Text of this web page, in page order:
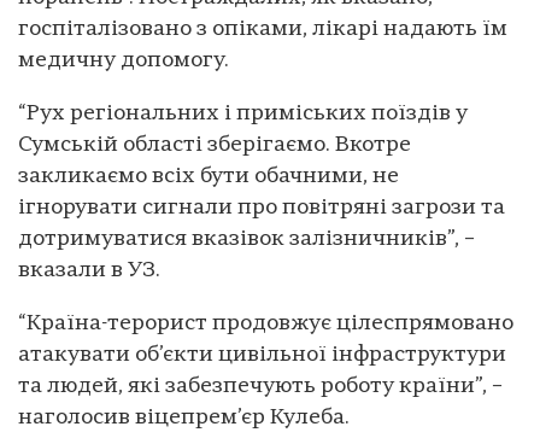
госпіталізовано з опіками, лікарі надають їм
медичну допомогу.
“Рух регіональних і приміських поїздів у
Сумській області зберігаємо. Вкотре
закликаємо всіх бути обачними, не
ігнорувати сигнали про повітряні загрози та
дотримуватися вказівок залізничників”, –
вказали в УЗ.
“Країна-терорист продовжує цілеспрямовано
атакувати об’єкти цивільної інфраструктури
та людей, які забезпечують роботу країни”, –
наголосив віцепрем’єр Кулеба.